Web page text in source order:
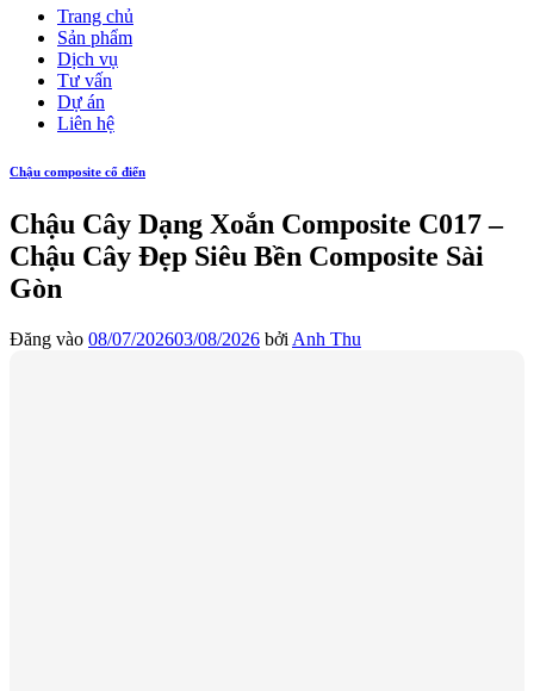
Trang chủ
Sản phẩm
Dịch vụ
Tư vấn
Dự án
Liên hệ
Chậu composite cổ điển
Chậu Cây Dạng Xoắn Composite C017 –
Chậu Cây Đẹp Siêu Bền Composite Sài
Gòn
Đăng vào 08/07/202603/08/2026 bởi Anh Thu